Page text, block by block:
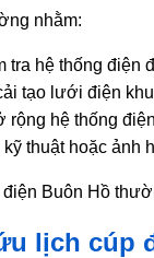
nhằm:
tra hệ thống điện
tạo lưới điện
rộng hệ thống điện
thuật hoặc ảnh
điện Buôn Hồ
lịch cúp